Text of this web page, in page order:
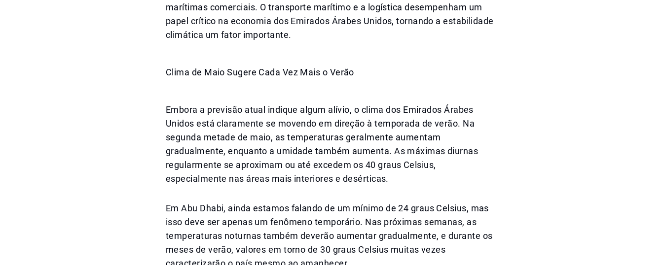
marítimas comerciais. O transporte marítimo e a logística desempenham um
papel crítico na economia dos Emirados Árabes Unidos, tornando a estabilidade
climática um fator importante.
Clima de Maio Sugere Cada Vez Mais o Verão
Embora a previsão atual indique algum alívio, o clima dos Emirados Árabes
Unidos está claramente se movendo em direção à temporada de verão. Na
segunda metade de maio, as temperaturas geralmente aumentam
gradualmente, enquanto a umidade também aumenta. As máximas diurnas
regularmente se aproximam ou até excedem os 40 graus Celsius,
especialmente nas áreas mais interiores e desérticas.
Em Abu Dhabi, ainda estamos falando de um mínimo de 24 graus Celsius, mas
isso deve ser apenas um fenômeno temporário. Nas próximas semanas, as
temperaturas noturnas também deverão aumentar gradualmente, e durante os
meses de verão, valores em torno de 30 graus Celsius muitas vezes